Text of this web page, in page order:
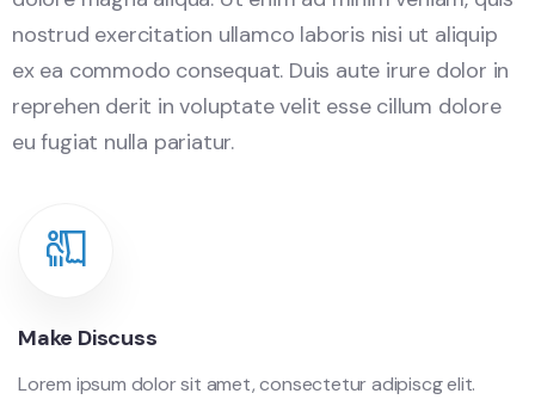
nostrud exercitation ullamco laboris nisi ut aliquip
ex ea commodo consequat. Duis aute irure dolor in
reprehen derit in voluptate velit esse cillum dolore
eu fugiat nulla pariatur.
Make Discuss
Lorem ipsum dolor sit amet, consectetur adipiscg elit.